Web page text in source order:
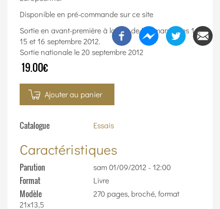
Disponible en pré-commande sur ce site
Sortie en avant-première à la fête de l'Humanité, les 14,
15 et 16 septembre 2012.
Sortie nationale le 20 septembre 2012
19.00€
Ajouter au panier
Catalogue Essais
Caractéristiques
Parution sam 01/09/2012 - 12:00
Format Livre
Modèle
270 pages, broché, format
21x13,5